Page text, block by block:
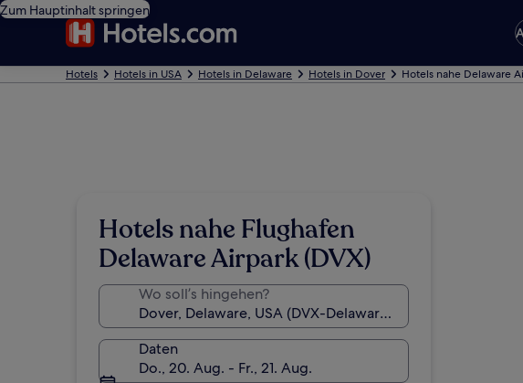
Zum Hauptinhalt springen
Hotels Hotels in USA Hotels in Delaware Hotels in Dover Hotels nahe Delaware
Hotels nahe Flughafen
Delaware Airpark (DVX)
Wo soll’s hingehen?
Daten
Do., 20. Aug. - Fr., 21. Aug.